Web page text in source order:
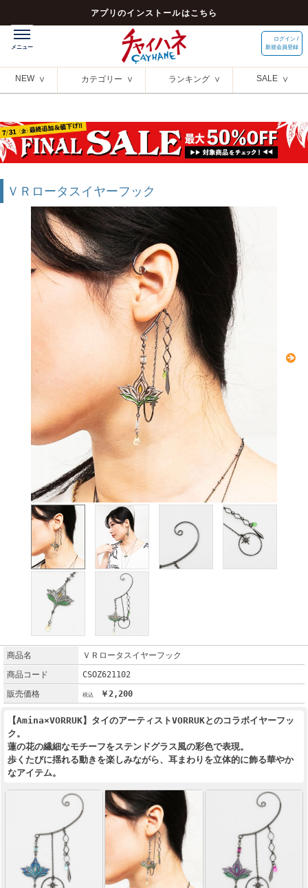
アプリのインストールはこちら
ログイン /
新規会員登録
NEW カテゴリー ランキング SALE
ＶＲロータスイヤーフック
商品名
ＶＲロータスイヤーフック
商品コード
CSOZ621102
販売価格
￥2,200
【Amina×VORRUK】タイのアーティストVORRUKとのコラボイヤーフッ
ク。
蓮の花の繊細なモチーフをステンドグラス風の彩色で表現。
歩くたびに揺れる動きを楽しみながら、耳まわりを立体的に飾る華やか
なアイテム。